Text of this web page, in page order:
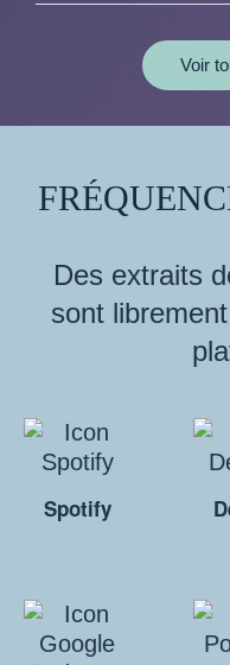
Voir
Des extraits
sont
Spotify